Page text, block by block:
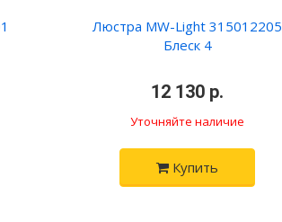
Люстра MW-Light 315012205
Блеск 4
12 130 р.
Уточняйте наличие
Купить